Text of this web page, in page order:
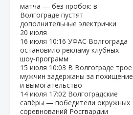
матча — без пробок: в
Волгограде пустят
дополнительные электрички
20 июля
16 июля 10:16 УФАС Волгограда
остановило рекламу клубных
шоу‑программ
15 июля 10:03 В Волгограде трое
мужчин задержаны за похищение
и вымогательство
14 июля 17:02 Волгоградские
сапёры — победители окружных
соревнований Росгвардии